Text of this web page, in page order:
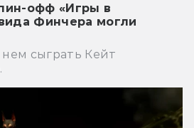
офф «Игры в
Финчера могли
сыграть Кейт